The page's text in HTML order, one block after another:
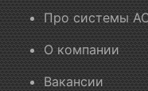
Про системы
О компании
Вакансии